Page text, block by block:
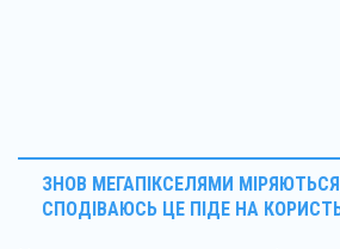
ЗНОВ МЕГАПІКСЕЛЯМИ
СПОДІВАЮСЬ ЦЕ ПІДЕ НА